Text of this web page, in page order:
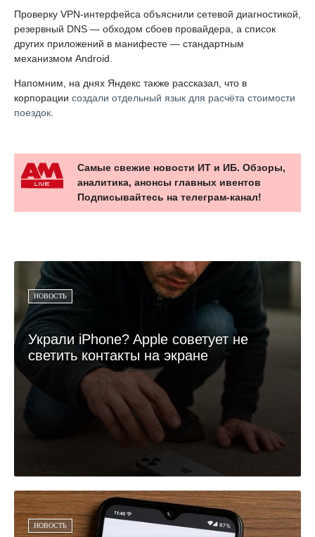
Проверку VPN-интерфейса объяснили сетевой диагностикой,
резервный DNS — обходом сбоев провайдера, а список
других приложений в манифесте — стандартным
механизмом Android.
Напомним, на днях Яндекс также рассказал, что в
корпорации создали отдельный язык для расчёта стоимости
поездок.
Самые свежие новости ИТ и ИБ. Обзоры,
аналитика, анонсы главных ивентов
Подписывайтесь на телеграм-канал!
НОВОСТЬ
Украли iPhone? Apple советует не
светить контакты на экране
НОВОСТЬ